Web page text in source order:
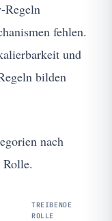
Regeln
fehlen.
und
bilden
nach
TREIBENDE
ROLLE